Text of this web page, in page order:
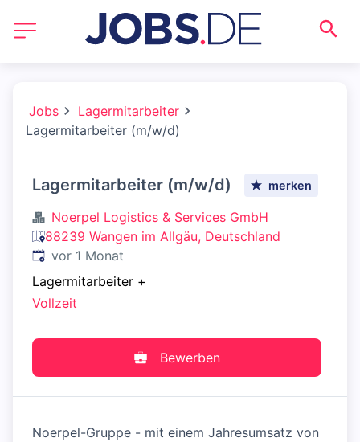
Jobs
Lagermitarbeiter
Lagermitarbeiter (m/w/d)
Lagermitarbeiter (m/w/d) merken
Noerpel Logistics & Services GmbH
88239 Wangen im Allgäu, Deutschland
Veröffentlicht:
vor 1 Monat
Lagermitarbeiter +
Vollzeit
Bewerben
Noerpel-Gruppe - mit einem Jahresumsatz von